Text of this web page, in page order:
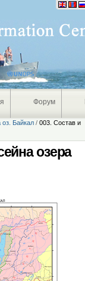
Форум
оз. Байкал /003. Состав и
озера